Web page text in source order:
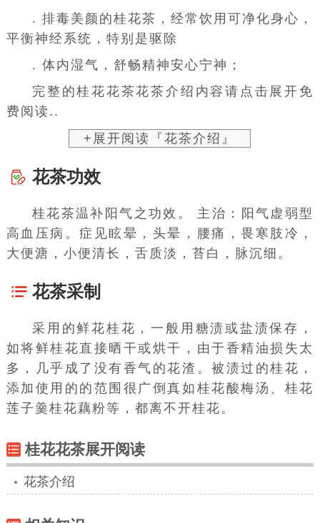
. 排毒美颜的桂花茶，经常饮用可净化身心，
平衡神经系统，特别是驱除
. 体内湿气 ，舒畅精神安心宁神；
完整的桂花花茶花茶介绍内容请点击展开免
费阅读..
+展开阅读『花茶介绍』
花茶功效
桂花茶温补阳气之功效。 主治：阳气虚弱型
高血压病。症见眩晕，头晕，腰痛，畏寒肢冷，
大便溏，小便清长，舌质淡，苔白，脉沉细。
花茶采制
采用的鲜花桂花，一般用糖渍或盐渍保存，
如将鲜桂花直接晒干或烘干，由于香精油损失太
多，几乎成了没有香气的花渣。被渍过的桂花，
添加使用的的范围很广倒真如桂花酸梅汤、桂花
莲子羹桂花藕粉等，都离不开桂花。
桂花花茶展开阅读
花茶介绍